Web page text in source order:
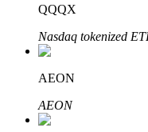
Đối tác Bitrue
QQQX
Nasdaq tokenized
AEON
AEON